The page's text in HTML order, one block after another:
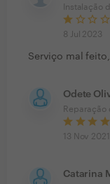
Instalação
8 Jul 2023
Serviço mal
Odete
Reparação
13 Nov 2021
Catarina